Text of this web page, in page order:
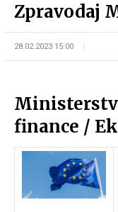
Zpravodaj
28.02.2023 15:00
finance /